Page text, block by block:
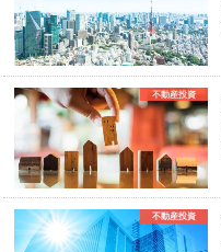
不動産投資
不動産投資